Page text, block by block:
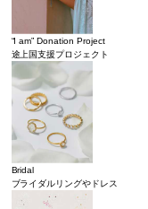
“I am” Donation Project
途上国支援プロジェクト
Bridal
ブライダルリングやドレス